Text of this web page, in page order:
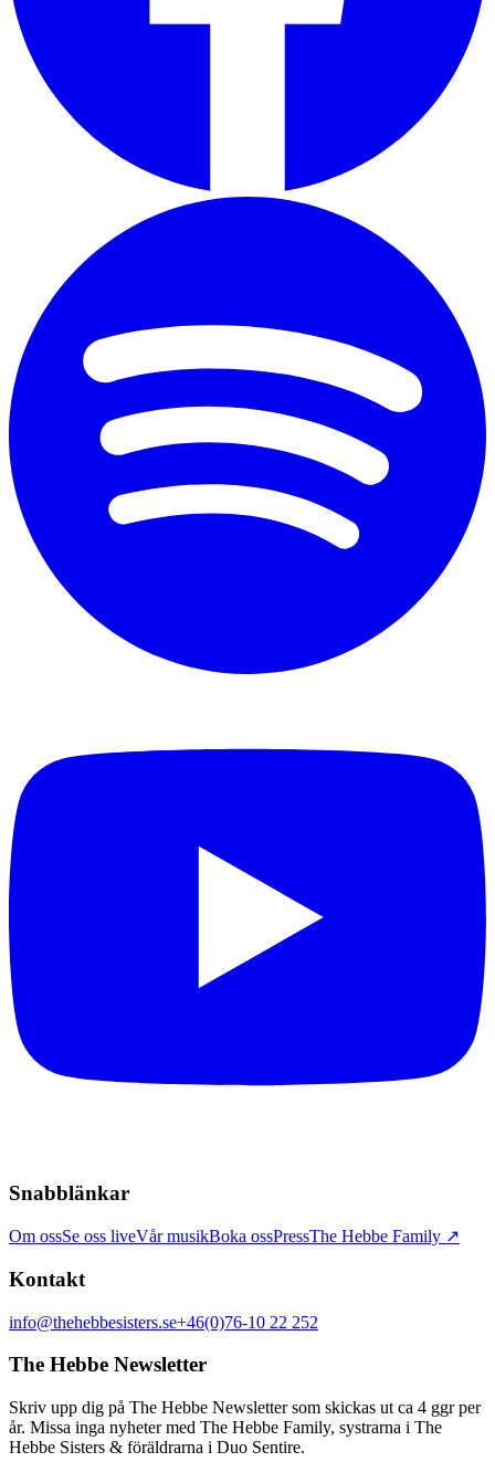
Snabblänkar
Om ossSe oss liveVår musikBoka ossPressThe Hebbe Family ↗
Kontakt
info@thehebbesisters.se+46(0)76-10 22 252
The Hebbe Newsletter
Skriv upp dig på The Hebbe Newsletter som skickas ut ca 4 ggr per
år. Missa inga nyheter med The Hebbe Family, systrarna i The
Hebbe Sisters & föräldrarna i Duo Sentire.